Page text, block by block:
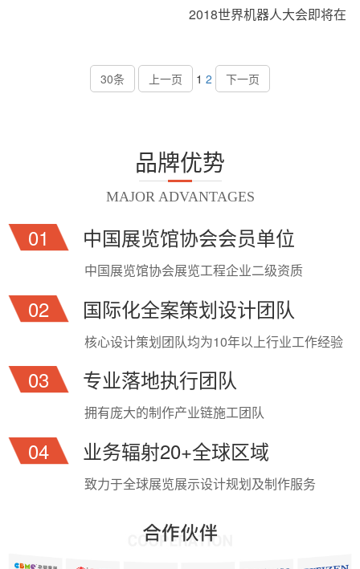
2018世界机器人大会即将在
30条 上一页 1 2 下一页
品牌优势
MAJOR ADVANTAGES
01 中国展览馆协会会员单位
中国展览馆协会展览工程企业二级资质
02 国际化全案策划设计团队
核心设计策划团队均为10年以上行业工作经验
03 专业落地执行团队
拥有庞大的制作产业链施工团队
04 业务辐射20+全球区域
致力于全球展览展示设计规划及制作服务